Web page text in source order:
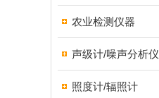
农业检测仪器
声级计/噪声分析仪
照度计/辐照计